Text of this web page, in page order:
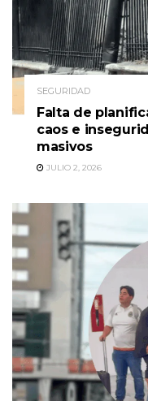
SEGURIDAD
Falta de
caos e
masivos
JULIO 2, 2026